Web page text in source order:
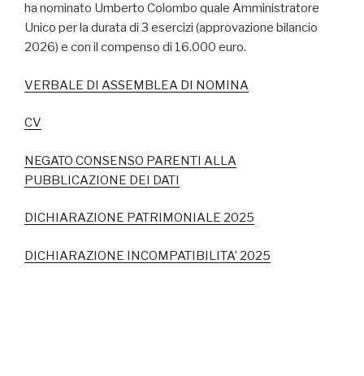
ha nominato Umberto Colombo quale Amministratore
Unico per la durata di 3 esercizi (approvazione bilancio
2026) e con il compenso di 16.000 euro.
VERBALE DI ASSEMBLEA DI NOMINA
CV
NEGATO CONSENSO PARENTI ALLA
PUBBLICAZIONE DEI DATI
DICHIARAZIONE PATRIMONIALE 2025
DICHIARAZIONE INCOMPATIBILITA’ 2025